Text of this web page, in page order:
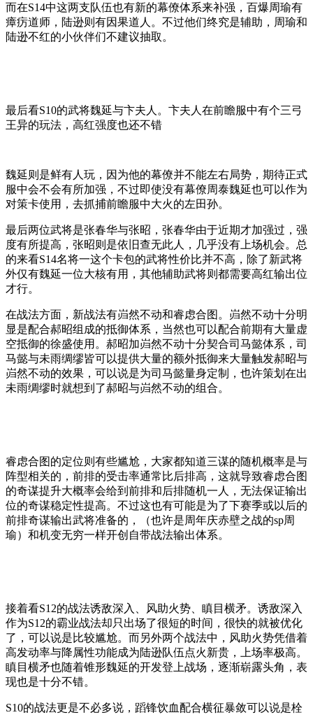
而在S14中这两支队伍也有新的幕僚体系来补强，百爆周瑜有
瘴疠道师，陆逊则有因果道人。不过他们终究是辅助，周瑜和
陆逊不红的小伙伴们不建议抽取。
最后看S10的武将魏延与卞夫人。卞夫人在前瞻服中有个三弓
王异的玩法，高红强度也还不错
魏延则是鲜有人玩，因为他的幕僚并不能左右局势，期待正式
服中会不会有所加强，不过即使没有幕僚周泰魏延也可以作为
对策卡使用，去抓捕前瞻服中大火的左田孙。
最后两位武将是张春华与张昭，张春华由于近期才加强过，强
度有所提高，张昭则是依旧查无此人，几乎没有上场机会。总
的来看S14名将一这个卡包的武将性价比并不高，除了新武将
外仅有魏延一位大核有用，其他辅助武将则都需要高红输出位
才行。
在战法方面，新战法有岿然不动和睿虑合图。岿然不动十分明
显是配合郝昭组成的抵御体系，当然也可以配合前期有大量虚
空抵御的徐盛使用。郝昭加岿然不动十分契合司马懿体系，司
马懿与未雨绸缪皆可以提供大量的额外抵御来大量触发郝昭与
岿然不动的效果，可以说是为司马懿量身定制，也许策划在出
未雨绸缪时就想到了郝昭与岿然不动的组合。
睿虑合图的定位则有些尴尬，大家都知道三谋的随机概率是与
阵型相关的，前排的受击率通常比后排高，这就导致睿虑合图
的奇谋提升大概率会给到前排和后排随机一人，无法保证输出
位的奇谋稳定性提高。不过这也有可能是为了下赛季或以后的
前排奇谋输出武将准备的，（也许是周年庆赤壁之战的sp周
瑜）和机变无穷一样开创自带战法输出体系。
接着看S12的战法诱敌深入、风助火势、瞋目横矛。诱敌深入
作为S12的霸业战法却只出场了很短的时间，很快的就被优化
了，可以说是比较尴尬。而另外两个战法中，风助火势凭借着
高发动率与降属性功能成为陆逊队伍点火新贵，上场率极高。
瞋目横矛也随着锥形魏延的开发登上战场，逐渐崭露头角，表
现也是十分不错。
S10的战法更是不必多说，蹈锋饮血配合横征暴敛可以说是栓